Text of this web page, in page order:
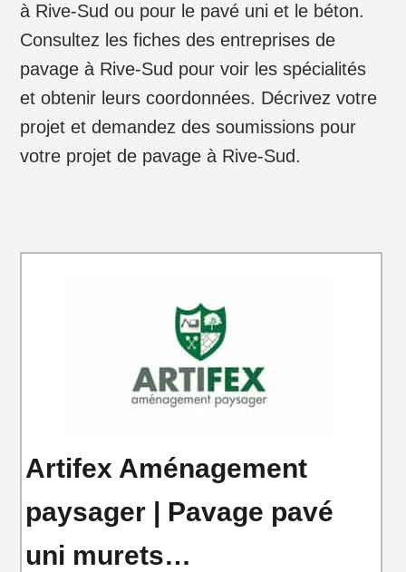
à Rive-Sud ou pour le pavé uni et le béton.
Consultez les fiches des entreprises de
pavage à Rive-Sud pour voir les spécialités
et obtenir leurs coordonnées. Décrivez votre
projet et demandez des soumissions pour
votre projet de pavage à Rive-Sud.
Artifex Aménagement
paysager | Pavage pavé
uni murets…